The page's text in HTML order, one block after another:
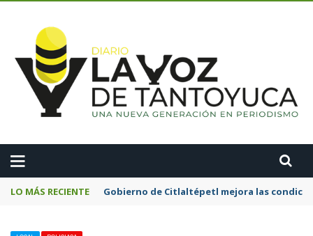
LO MÁS RECIENTE Gobierno de Citlaltépetl mejora las